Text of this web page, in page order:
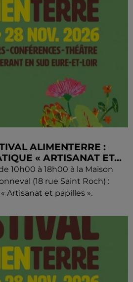
ALIMENTERRE :
« ARTISANAT ET...
10h00 à 18h00 à la Maison
(18 rue Saint Roch) :
Artisanat et papilles ».